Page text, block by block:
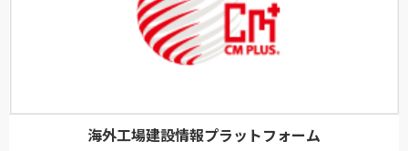
海外工場建設情報プラットフォーム